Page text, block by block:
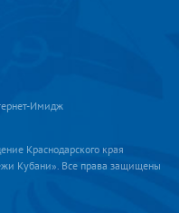
Краснодарского края
Кубани». Все права защищены
Имидж